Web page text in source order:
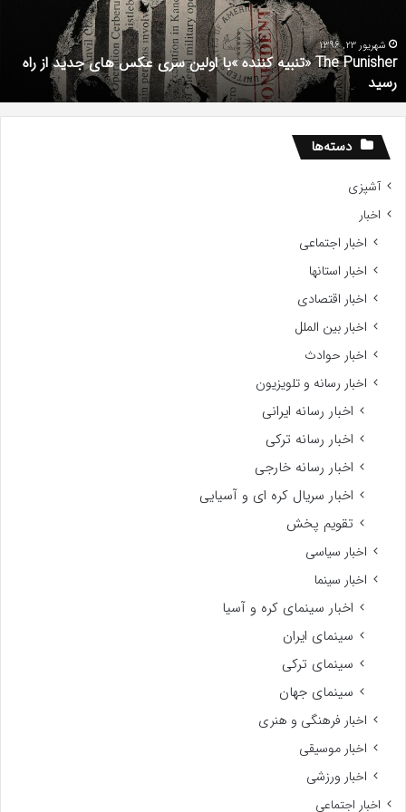
Gifted
2017شهریور 1, 1396
دانلود رایگان دوبله فارسی فیلم با استعداد Gifted 2017
دسته‌ها
آشپزی
اخبار
اخبار اجتماعی
اخبار استانها
اخبار اقتصادی
اخبار بین الملل
اخبار حوادث
اخبار رسانه و تلویزیون
اخبار رسانه ایرانی
اخبار رسانه ترکی
اخبار رسانه خارجی
اخبار سریال کره ای و آسیایی
تقویم پخش
اخبار سیاسی
اخبار سینما
اخبار سینمای کره و آسیا
سینمای ایران
سینمای ترکی
سینمای جهان
اخبار فرهنگی و هنری
اخبار موسیقی
اخبار ورزشی
اخبار اجتماعی